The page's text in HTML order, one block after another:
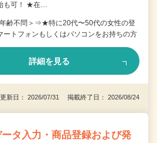
も可！ ★在…
年齢不問＞⇒★特に20代〜50代の女性の登
トフォンもしくはパソコンをお持ちの方
詳細を見る
更新日： 2026/07/31 掲載終了日： 2026/08/24
タ入力・商品登録および発